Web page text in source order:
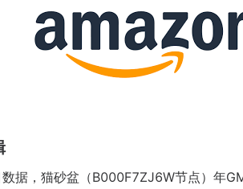
据，猫砂盆（B000F7ZJ6W节点）年